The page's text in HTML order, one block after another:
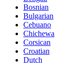
Bosnian
Bulgarian
Cebuano
Chichewa
Corsican
Croatian
Dutch